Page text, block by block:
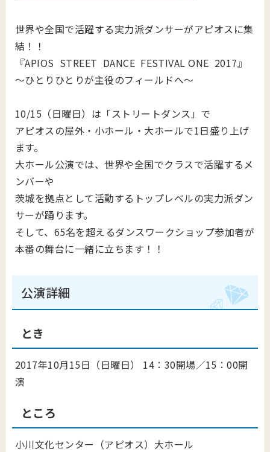
世界や全国で活躍する実力派ダンサーがアピオスに集
結！！
『APIOS STREET DANCE FESTIVAL ONE 2017』
～ひとりひとりが主役のフィールドへ～
10/15（日曜日）は「ストリートダンス」で
アピオスの屋外・小ホール・大ホールで1日盛り上げ
ます。
大ホール公演では、世界や全国でクラスで活躍するメ
ンバーや
茨城を拠点として活動するトップレベルの実力派ダン
サーが踊ります。
そして、65名を超えるダンスワークショップ参加者が
本番の舞台に一緒に立ちます！！
公演詳細
とき
2017年10月15日（日曜日） 14：30開場／15：00開
演
ところ
小川文化センター（アピオス）大ホール